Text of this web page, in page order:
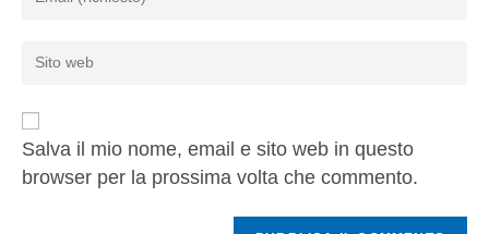
Salva il mio nome, email e sito web in questo
browser per la prossima volta che commento.